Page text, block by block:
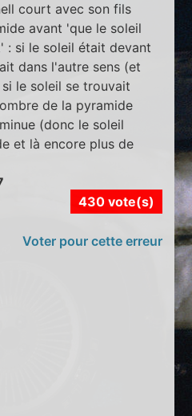
court avec son fils
avant 'que le soleil
: si le soleil était devant
dans l'autre sens (et
le soleil se trouvait
de la pyramide
(donc le soleil
et là encore plus de
430 vote(s)
Voter pour cette erreur